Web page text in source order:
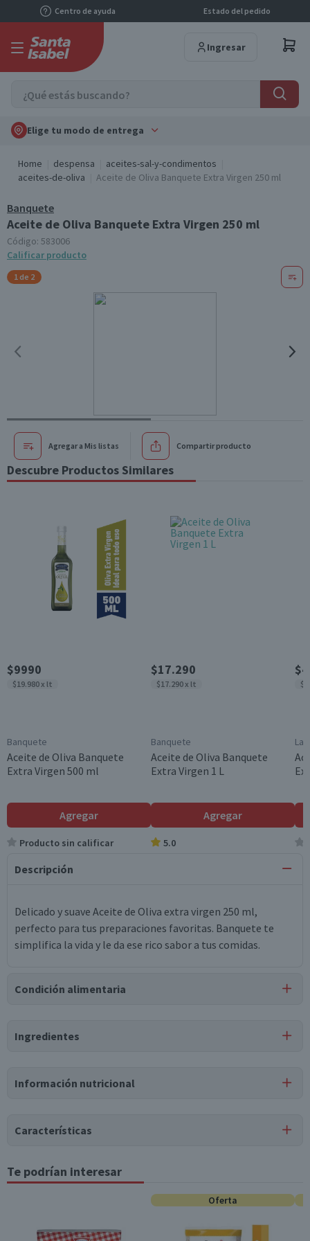
Centro de ayuda Estado del pedido
Ingresar
Elige tu modo de entrega
Home despensa
aceites-sal-y-condimentos
aceites-de-oliva
Aceite de Oliva Banquete Extra Virgen 250 ml
Banquete
Aceite de Oliva Banquete Extra Virgen 250 ml
Código: 583006
Calificar producto
1 de 2
Agregar a Mis listas Compartir producto
Descubre Productos Similares
$9990
$19.980 x lt
Banquete
Aceite de Oliva Banquete
Extra Virgen 500 ml
Agregar
Producto sin calificar
$17.290
$17.290 x lt
Banquete
Aceite de Oliva Banquete
Extra Virgen 1 L
Agregar
5.0
La
Descripción
Delicado y suave Aceite de Oliva extra virgen 250 ml,
perfecto para tus preparaciones favoritas. Banquete te
simplifica la vida y le da ese rico sabor a tus comidas.
Condición alimentaria
Ingredientes
Información nutricional
Tabla nutricional
medios
Características
Tipo de Producto
Aceite de Oliva
Te podrían interesar
Oferta